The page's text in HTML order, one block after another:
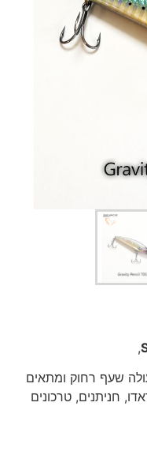
,
מהר מעולה שעף רחוק ומתאים
חניתנים, טרכונים